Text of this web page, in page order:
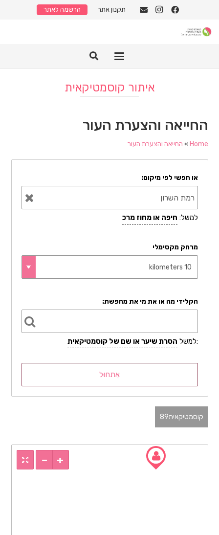
תקנון אתר
הרשמה לאתר
איתור קוסמטיקאית
החייאה והצערת העור
Home
» החייאה והצערת העור
או חפשי לפי מיקום:
למשל: חיפה או מחוז מרכ
מרחק מקסימלי
הקלידי מה או את מי את מחפשת:
:למשל הסרת שיער או שם של קוסמטיקאית
קוסמטיקאית89